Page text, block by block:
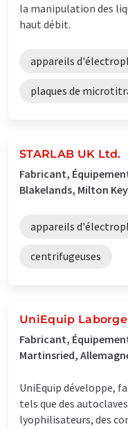
la manipulation des
haut débit.
appareils
plaques de
STARLAB UK Ltd.
Fabricant,
Blakelands, Milton
appareils
centrifugeuses
UniEquip
Fabricant,
Martinsried,
UniEquip développe,
tels que des
lyophilisateurs, des